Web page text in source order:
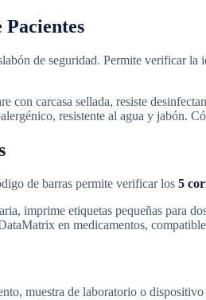
de seguridad. Permite verificar
con carcasa sellada, resiste
resistente al agua y jabón.
de barras permite verificar los 5
imprime etiquetas pequeñas para
en medicamentos,
muestra de laboratorio o